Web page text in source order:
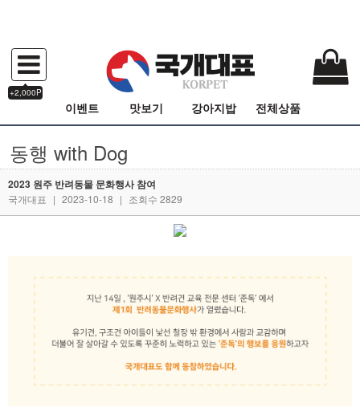
+2,000P
이벤트 맛보기 강아지밥 전체상품
동행 with Dog
2023 원주 반려동물 문화행사 참여
국개대표 | 2023-10-18 | 조회수 2829